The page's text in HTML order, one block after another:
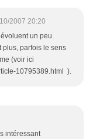
2007 20:20
un peu.
plus, parfois le sens
(voir ici
10795389.html ).
intéressant